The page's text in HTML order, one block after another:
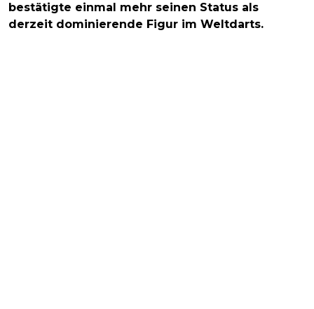
bestätigte einmal mehr seinen Status als
derzeit dominierende Figur im Weltdarts.